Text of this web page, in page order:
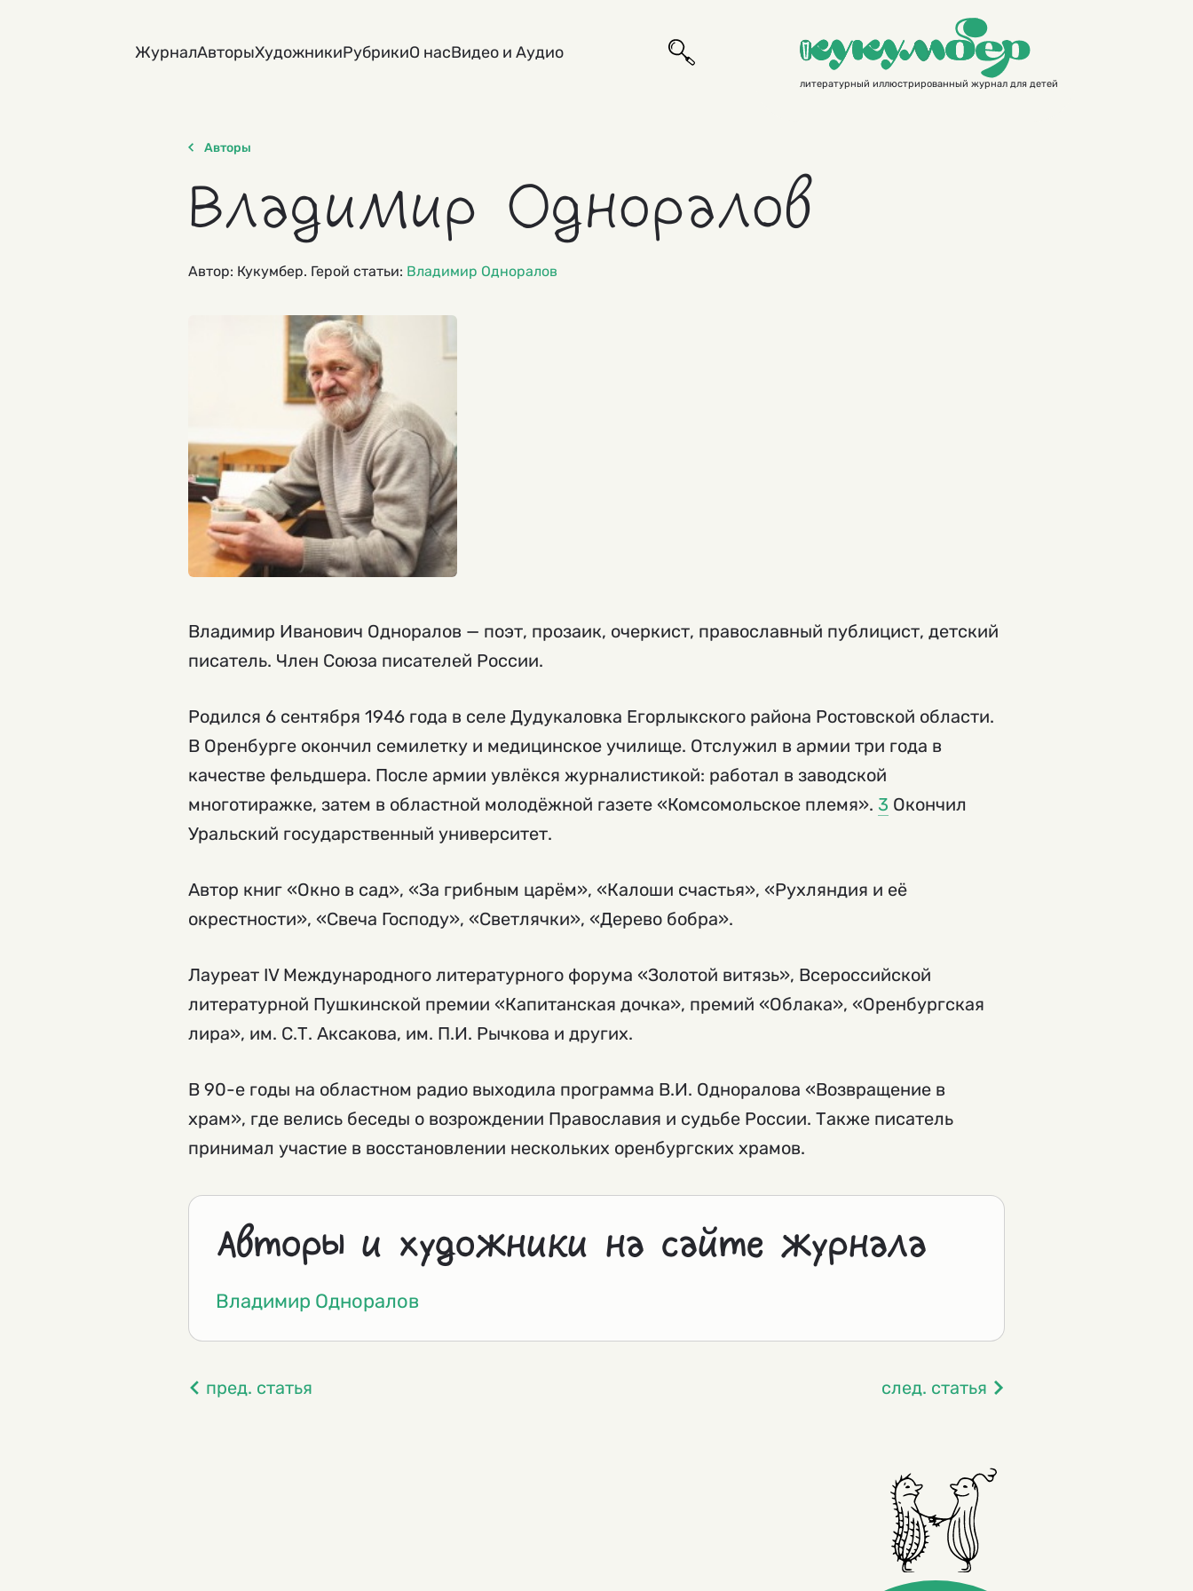
ЖурналАвторыХудожникиРубрикиО насВидео и Аудио
литературный иллюстрированный журнал для детей
Авторы
Владимир Одноралов
Автор: Кукумбер. Герой статьи: Владимир Одноралов
Владимир Иванович Одноралов — поэт, прозаик, очеркист, православный публицист, детский
писатель. Член Союза писателей России.
Родился 6 сентября 1946 года в селе Дудукаловка Егорлыкского района Ростовской области.
В Оренбурге окончил семилетку и медицинское училище. Отслужил в армии три года в
качестве фельдшера. После армии увлёкся журналистикой: работал в заводской
многотиражке, затем в областной молодёжной газете «Комсомольское племя». 3 Окончил
Уральский государственный университет.
Автор книг «Окно в сад», «За грибным царём», «Калоши счастья», «Рухляндия и её
окрестности», «Свеча Господу», «Светлячки», «Дерево бобра».
Лауреат IV Международного литературного форума «Золотой витязь», Всероссийской
литературной Пушкинской премии «Капитанская дочка», премий «Облака», «Оренбургская
лира», им. С.Т. Аксакова, им. П.И. Рычкова и других.
В 90-е годы на областном радио выходила программа В.И. Одноралова «Возвращение в
храм», где велись беседы о возрождении Православия и судьбе России. Также писатель
принимал участие в восстановлении нескольких оренбургских храмов.
Авторы и художники на сайте журнала
Владимир Одноралов
пред. статья след. статья